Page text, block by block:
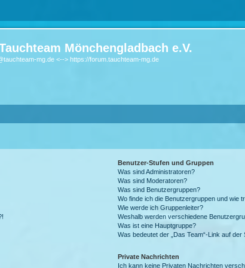
Mönchengladbach e.V.
mg.de <--> https://forum.tauchteam-mg.de
Benutzer-Stufen und Gruppen
Was sind Administratoren?
Was sind Moderatoren?
Was sind Benutzergruppen?
Wo finde ich die Benutzergruppen und wie
Wie werde ich Gruppenleiter?
Weshalb werden verschiedene
Was ist eine Hauptgruppe?
Was bedeutet der „Das Team“-Link auf der
Private Nachrichten
Ich kann keine Privaten Nachrichten